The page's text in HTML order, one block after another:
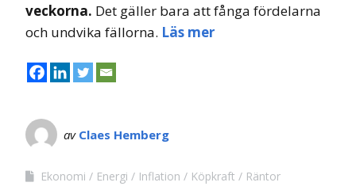
veckorna. Det gäller bara att fånga fördelarna
och undvika fällorna. Läs mer
av Claes Hemberg
Ekonomi Energi Inflation Köpkraft Räntor